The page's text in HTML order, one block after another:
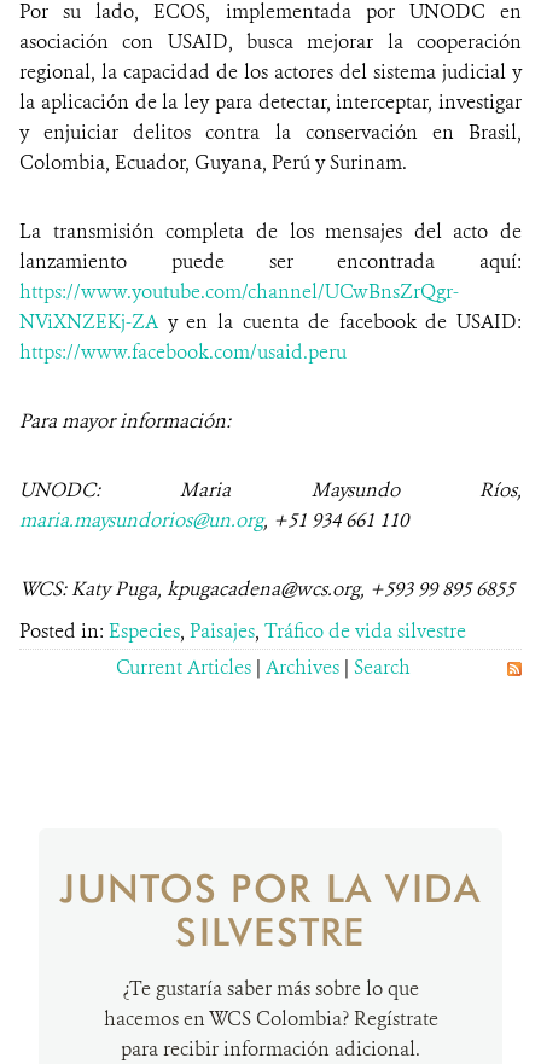
Por su lado, ECOS, implementada por UNODC en
asociación con USAID, busca mejorar la cooperación
regional, la capacidad de los actores del sistema judicial y
la aplicación de la ley para detectar, interceptar, investigar
y enjuiciar delitos contra la conservación en Brasil,
Colombia, Ecuador, Guyana, Perú y Surinam.
La transmisión completa de los mensajes del acto de
lanzamiento puede ser encontrada aquí:
https://www.youtube.com/channel/UCwBnsZrQgr-
NViXNZEKj-ZA y en la cuenta de facebook de USAID:
https://www.facebook.com/usaid.peru
Para mayor información:
UNODC: Maria Maysundo Ríos,
maria.maysundorios@un.org, +51 934 661 110
WCS: Katy Puga, kpugacadena@wcs.org, +593 99 895 6855
Posted in: Especies, Paisajes, Tráfico de vida silvestre
Current Articles | Archives | Search
JUNTOS POR LA VIDA
SILVESTRE
¿Te gustaría saber más sobre lo que
hacemos en WCS Colombia? Regístrate
para recibir información adicional.